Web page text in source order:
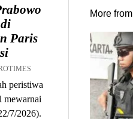
Paris
peristiwa
mewarnai
7/2026).
More from